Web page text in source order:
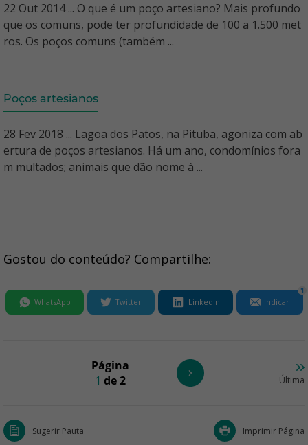
22 Out 2014 ... O que é um poço artesiano? Mais profundo
que os comuns, pode ter profundidade de 100 a 1.500 met
ros. Os poços comuns (também ...
Poços artesianos
28 Fev 2018 ... Lagoa dos Patos, na Pituba, agoniza com ab
ertura de poços artesianos. Há um ano, condomínios fora
m multados; animais que dão nome à ...
Gostou do conteúdo? Compartilhe:
WhatsApp Twitter LinkedIn Indicar
1
Página
1 de 2 Última
Sugerir Pauta Imprimir Página